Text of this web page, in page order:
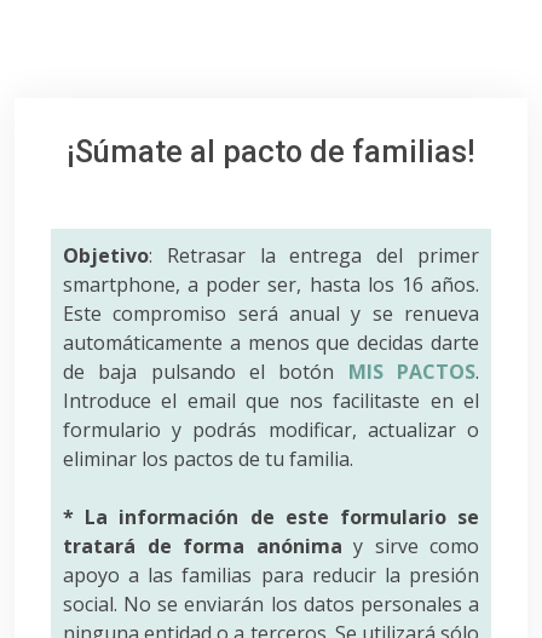
¡Súmate al pacto de familias!
Objetivo: Retrasar la entrega del primer
smartphone, a poder ser, hasta los 16 años.
Este compromiso será anual y se renueva
automáticamente a menos que decidas darte
de baja pulsando el botón MIS PACTOS.
Introduce el email que nos facilitaste en el
formulario y podrás modificar, actualizar o
eliminar los pactos de tu familia.
* La información de este formulario se
tratará de forma anónima y sirve como
apoyo a las familias para reducir la presión
social. No se enviarán los datos personales a